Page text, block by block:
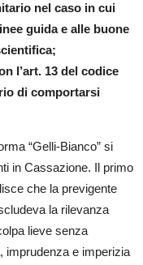
nel caso in cui
guida e alle buone
l’art. 13 del codice
di comportarsi
“Gelli-Bianco” si
in Cassazione. Il primo
che la previgente
la rilevanza
lieve senza
imprudenza e imperizia